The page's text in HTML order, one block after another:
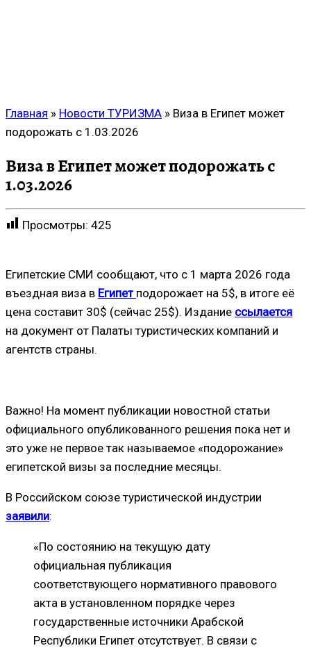
Главная » Новости ТУРИЗМА » Виза в Египет может
подорожать с 1.03.2026
Виза в Египет может подорожать с
1.03.2026
Просмотры: 425
Египетские СМИ сообщают, что с 1 марта 2026 года
въездная виза в Египет подорожает на 5$, в итоге её
цена составит 30$ (сейчас 25$). Издание ссылается
на документ от Палаты туристических компаний и
агентств страны.
Важно! На момент публикации новостной статьи
официального опубликованного решения пока нет и
это уже не первое так называемое «подорожание»
египетской визы за последние месяцы.
В Российском союзе туристической индустрии
заявили:
«По состоянию на текущую дату
официальная публикация
соответствующего нормативного правового
акта в установленном порядке через
государственные источники Арабской
Республики Египет отсутствует. В связи с